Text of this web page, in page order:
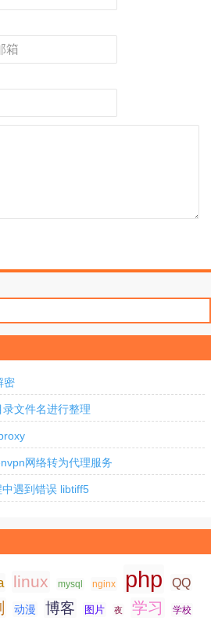
密
文件名进行整理
网络转为代理服务
遇到错误 libtiff5
linux mysql nginx php QQ
动漫 博客 图片 夜 学习 学校